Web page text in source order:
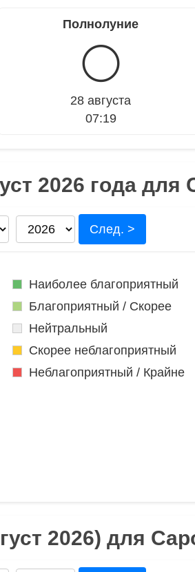
Полнолуние
🌕
28 августа
07:19
2026 года для
След. >
Наиболее благоприятный
Благоприятный / Скорее
Нейтральный
Скорее неблагоприятный
Неблагоприятный / Крайне
2026) для